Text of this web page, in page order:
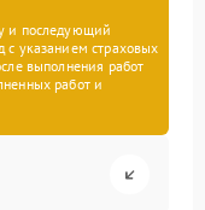
и последующий
с указанием страховых
выполнения работ
работ и